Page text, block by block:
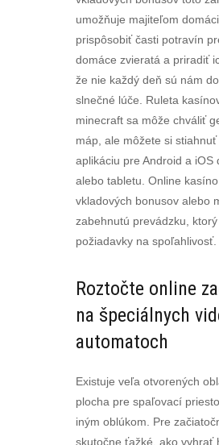
umožňuje majiteľom
prispôsobiť časti potravín
domáce zvieratá a priradiť
že nie každý deň sú nám
slnečné lúče. Ruleta
minecraft sa môže chváliť
máp, ale môžete si
aplikáciu pre Android a iOS
alebo tabletu. Online
vkladových bonusov alebo
zabehnutú prevádzku,
požiadavky na spoľahlivosť.
Roztočte online
na špeciálnych
automatoch
Existuje veľa otvorených
plocha pre spaľovací
iným oblúkom. Pre
skutočne ťažké, ako vyhrať